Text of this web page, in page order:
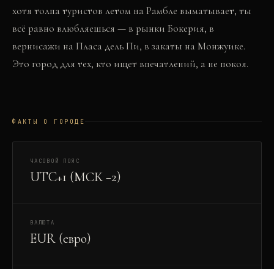
хотя толпа туристов летом на Рамбле выматывает, ты
всё равно влюбляешься — в рынки Бокерия, в
вернисажи на Пласа дель Пи, в закаты на Монжуике.
Это город для тех, кто ищет впечатлений, а не покоя.
ФАКТЫ О ГОРОДЕ
ЧАСОВОЙ ПОЯС
UTC+1 (МСК −2)
ВАЛЮТА
EUR (евро)